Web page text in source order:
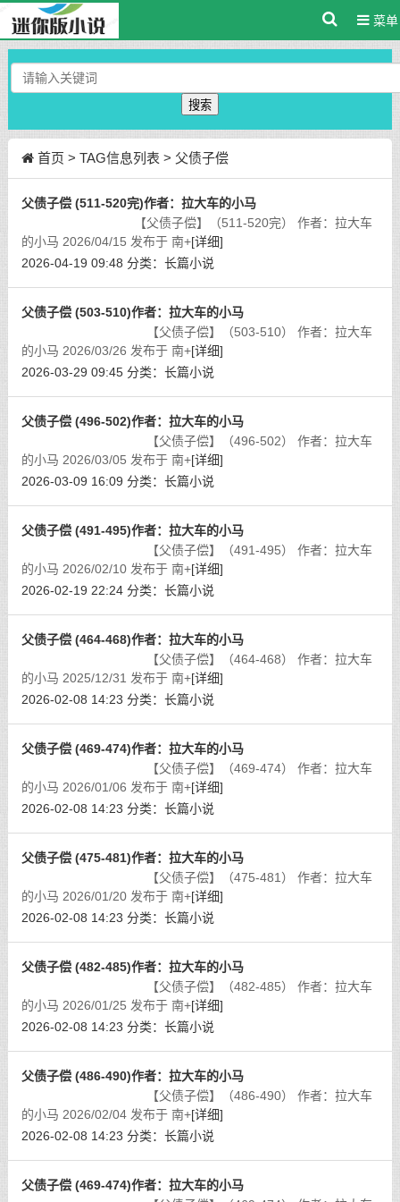
菜单
搜索
首页 > TAG信息列表 > 父债子偿
父债子偿 (511-520完)作者：拉大车的小马
【父债子偿】（511-520完） 作者：拉大车
的小马 2026/04/15 发布于 南+[详细]
2026-04-19 09:48 分类： 长篇小说
父债子偿 (503-510)作者：拉大车的小马
【父债子偿】（503-510） 作者：拉大车
的小马 2026/03/26 发布于 南+[详细]
2026-03-29 09:45 分类： 长篇小说
父债子偿 (496-502)作者：拉大车的小马
【父债子偿】（496-502） 作者：拉大车
的小马 2026/03/05 发布于 南+[详细]
2026-03-09 16:09 分类： 长篇小说
父债子偿 (491-495)作者：拉大车的小马
【父债子偿】（491-495） 作者：拉大车
的小马 2026/02/10 发布于 南+[详细]
2026-02-19 22:24 分类： 长篇小说
父债子偿 (464-468)作者：拉大车的小马
【父债子偿】（464-468） 作者：拉大车
的小马 2025/12/31 发布于 南+[详细]
2026-02-08 14:23 分类： 长篇小说
父债子偿 (469-474)作者：拉大车的小马
【父债子偿】（469-474） 作者：拉大车
的小马 2026/01/06 发布于 南+[详细]
2026-02-08 14:23 分类： 长篇小说
父债子偿 (475-481)作者：拉大车的小马
【父债子偿】（475-481） 作者：拉大车
的小马 2026/01/20 发布于 南+[详细]
2026-02-08 14:23 分类： 长篇小说
父债子偿 (482-485)作者：拉大车的小马
【父债子偿】（482-485） 作者：拉大车
的小马 2026/01/25 发布于 南+[详细]
2026-02-08 14:23 分类： 长篇小说
父债子偿 (486-490)作者：拉大车的小马
【父债子偿】（486-490） 作者：拉大车
的小马 2026/02/04 发布于 南+[详细]
2026-02-08 14:23 分类： 长篇小说
父债子偿 (469-474)作者：拉大车的小马